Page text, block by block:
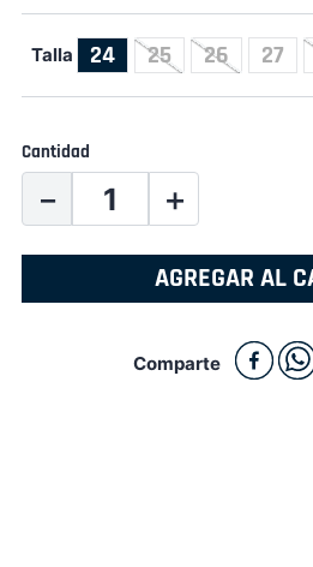
Talla 24 25 26 27
Cantidad
＋
－
AGREGAR AL
Comparte